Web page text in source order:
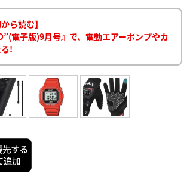
ら読む】
電子版)9月号』で、電動エアーポンプやカ
!